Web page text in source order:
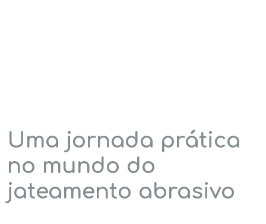
Uma jornada prática
no mundo do
jateamento abrasivo